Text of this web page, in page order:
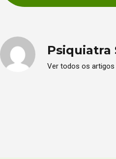
Psiquiatra
Ver todos os artigos